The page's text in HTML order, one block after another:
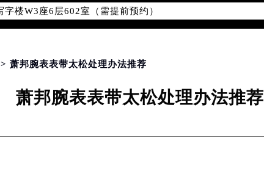
楼W3座6层602室（需提前预约）
融中心写字楼26层2603室（需提前预约）
广场写字楼8层806室（需提前预约）
心写字楼5号楼10层1008室（需提前预约）
国际金融中心写字楼35层3508室（需提前预约）
> 萧邦腕表表带太松处理办法推荐
萧邦腕表表带太松处理办法推荐